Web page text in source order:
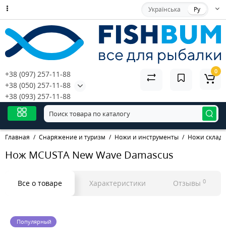
Українська Ру
+38 (097) 257-11-88
+38 (050) 257-11-88
+38 (093) 257-11-88
0
Главная Снаряжение и туризм Ножи и инструменты Ножи
Нож MCUSTA New Wave Damascus
Все о товаре Характеристики Отзывы 0
Популярный